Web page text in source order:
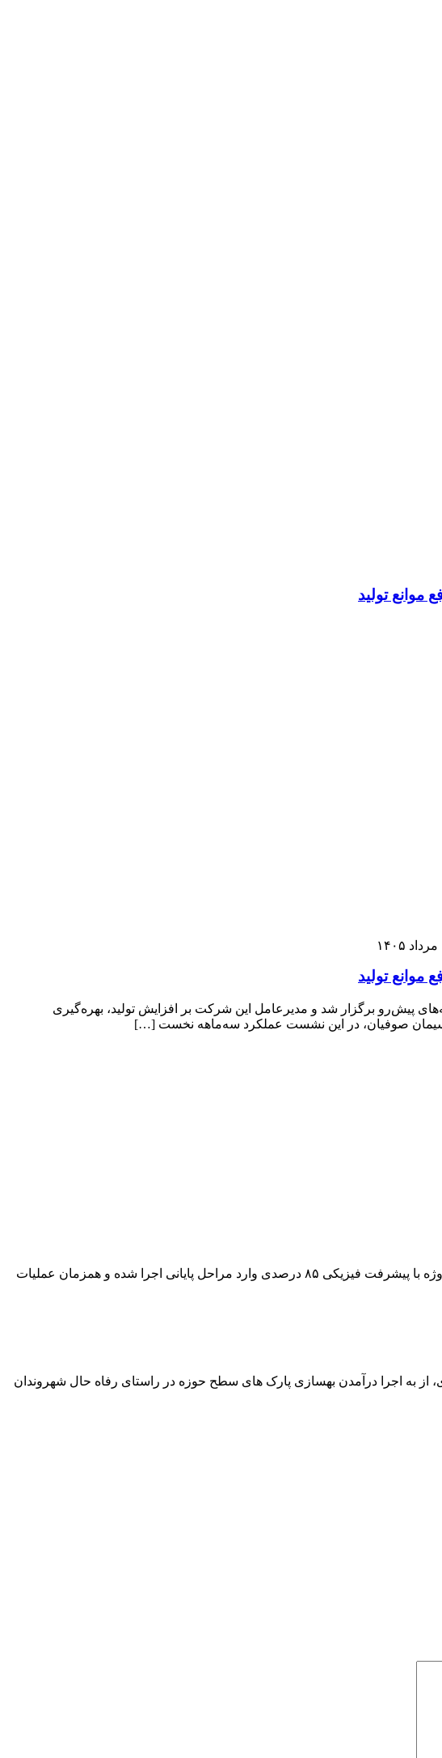
تولید
تولید
برگزار شد و مدیرعامل این شرکت بر افزایش تولید، بهره‌گیری
سیمان صوفیان، در این نشست عملکرد سه‌ماهه نخست […]
آغاز نورپردازی باغ‌موزه ستارخان شهردار منطقه ۴ تبریز از آغاز عملیات نورپردازی باغ‌موزه ستارخان خبر داد و گفت: این پروژه با پیشرفت فیزیکی ۸۵ درصدی وارد مراحل پایانی اجرا شده و همزمان عملیات
بررسی امکانات رفاهی فضاهای سبز شهری، از به اجرا درآمدن بهسازی پارک های سطح حوزه در راستای رفاه حال شهروندان